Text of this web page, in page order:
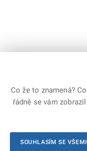
Co že to znamená?
řádně se vám
SOUHLASÍM SE VŠEMI